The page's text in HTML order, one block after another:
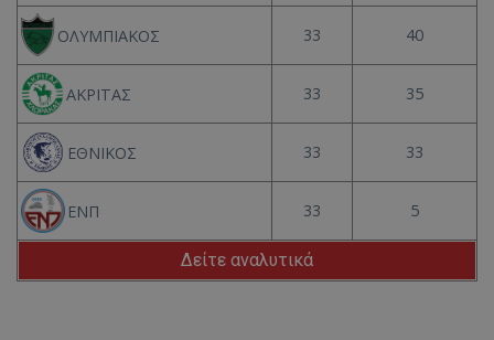
ΟΛΥΜΠΙΑΚΟΣ 33 40
ΑΚΡΙΤΑΣ 33 35
ΕΘΝΙΚΟΣ 33 33
ΕΝΠ 33 5
Δείτε αναλυτικά